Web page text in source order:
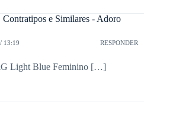
e Similares - Adoro
13:19 RESPONDER
Light Blue Feminino […]